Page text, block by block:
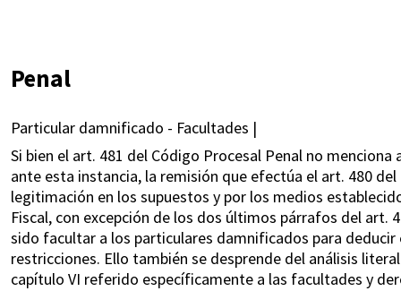
Penal
Particular damnificado - Facultades |
Si bien el art. 481 del Código Procesal Penal no
ante esta instancia, la remisión que efectúa el art. 480
legitimación en los supuestos y por los medios
Fiscal, con excepción de los dos últimos párrafos del art.
sido facultar a los particulares damnificados para
restricciones. Ello también se desprende del análisis
capítulo VI referido específicamente a las facultades y